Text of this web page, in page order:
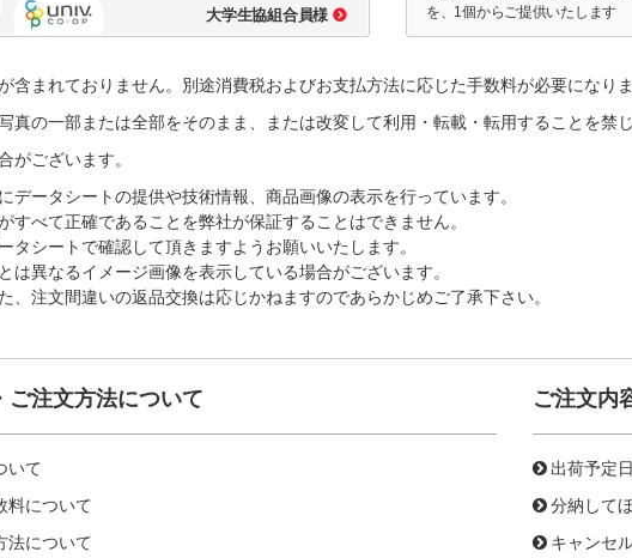
大学生協組合員様
を、1個からご提供いたします
まれておりません。別途消費税およびお支払方法に応じた手数料が必要になりま
の一部または全部をそのまま、または改変して利用・転載・転用することを禁じ
がございます。
ータシートの提供や技術情報、商品画像の表示を行っています。
すべて正確であることを弊社が保証することはできません。
シートで確認して頂きますようお願いいたします。
は異なるイメージ画像を表示している場合がございます。
、注文間違いの返品交換は応じかねますのであらかじめご了承下さい。
ご注文方法について
いて
料について
法について
ご注文内
出荷予定
分納して
キャンセ